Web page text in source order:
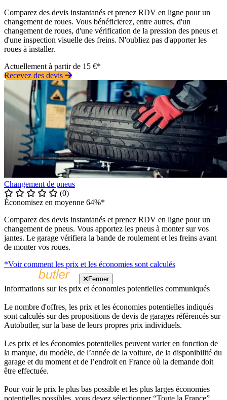
Comparez des devis instantanés et prenez RDV en ligne pour un
changement de roues. Vous bénéficierez, entre autres, d'un
changement de roues, d'une vérification de la pression des pneus et
d'une inspection visuelle des freins. N'oubliez pas d'apporter les
roues à installer.
Actuellement à partir de 15 €*
Recevez des devis
Changement de pneus
(0)
Économisez en moyenne 64%*
Comparez des devis instantanés et prenez RDV en ligne pour un
changement de pneus. Vous apportez les pneus à monter sur vos
jantes. Le garage vérifiera la bande de roulement et les freins avant
de monter vos roues.
*Voir comment les prix et les économies sont calculés
Fermer
Informations sur les prix et économies potentielles communiqués
Le nombre d'offres, les prix et les économies potentielles indiqués
sont calculés sur des propositions de devis de garages référencés sur
Autobutler, sur la base de leurs propres prix individuels.
Les prix et les économies potentielles peuvent varier en fonction de
la marque, du modèle, de l’année de la voiture, de la disponibilité du
garage et du moment et de l’endroit en France où la demande doit
être effectuée.
Pour voir le prix le plus bas possible et les plus larges économies
potentielles possibles, vous devez sélectionner “Toute la France”